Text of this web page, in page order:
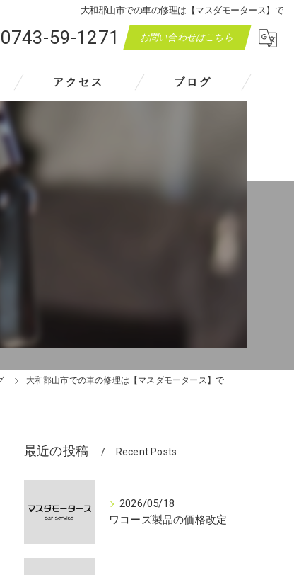
大和郡山市での車の修理は【マスダモータース】で
0743-59-1271 お問い合わせはこちら
アクセス ブログ
大和郡山市での車の修理は【マスダモータース】で
最近の投稿 Recent Posts
2026/05/18
ワコーズ製品の価格改定